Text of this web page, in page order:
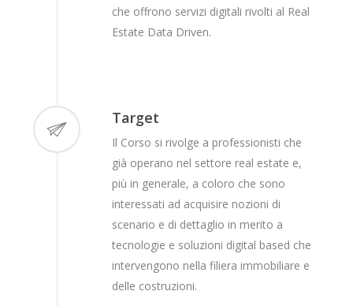
che offrono servizi digitali rivolti al Real
Estate Data Driven.
Target
Il Corso si rivolge a professionisti che
già operano nel settore real estate e,
più in generale, a coloro che sono
interessati ad acquisire nozioni di
scenario e di dettaglio in merito a
tecnologie e soluzioni digital based che
intervengono nella filiera immobiliare e
delle costruzioni.